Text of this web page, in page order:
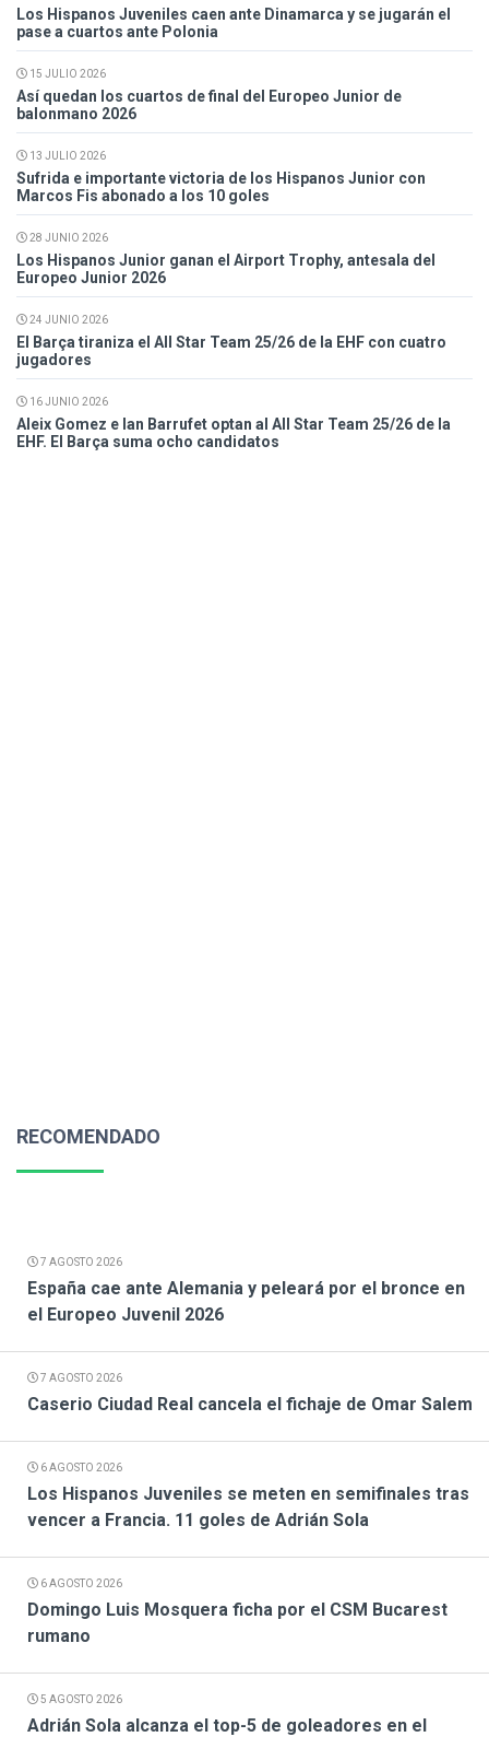
Los Hispanos Juveniles caen ante Dinamarca y se jugarán el
pase a cuartos ante Polonia
15 JULIO 2026
Así quedan los cuartos de final del Europeo Junior de
balonmano 2026
13 JULIO 2026
Sufrida e importante victoria de los Hispanos Junior con
Marcos Fis abonado a los 10 goles
28 JUNIO 2026
Los Hispanos Junior ganan el Airport Trophy, antesala del
Europeo Junior 2026
24 JUNIO 2026
El Barça tiraniza el All Star Team 25/26 de la EHF con cuatro
jugadores
16 JUNIO 2026
Aleix Gomez e Ian Barrufet optan al All Star Team 25/26 de la
EHF. El Barça suma ocho candidatos
RECOMENDADO
7 AGOSTO 2026
España cae ante Alemania y peleará por el bronce en
el Europeo Juvenil 2026
7 AGOSTO 2026
Caserio Ciudad Real cancela el fichaje de Omar Salem
6 AGOSTO 2026
Los Hispanos Juveniles se meten en semifinales tras
vencer a Francia. 11 goles de Adrián Sola
6 AGOSTO 2026
Domingo Luis Mosquera ficha por el CSM Bucarest
rumano
5 AGOSTO 2026
Adrián Sola alcanza el top-5 de goleadores en el